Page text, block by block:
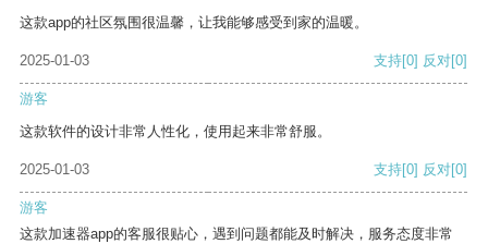
这款app的社区氛围很温馨，让我能够感受到家的温暖。
2025-01-03 支持[0] 反对[0]
游客
这款软件的设计非常人性化，使用起来非常舒服。
2025-01-03 支持[0] 反对[0]
游客
这款加速器app的客服很贴心，遇到问题都能及时解决，服务态度非常